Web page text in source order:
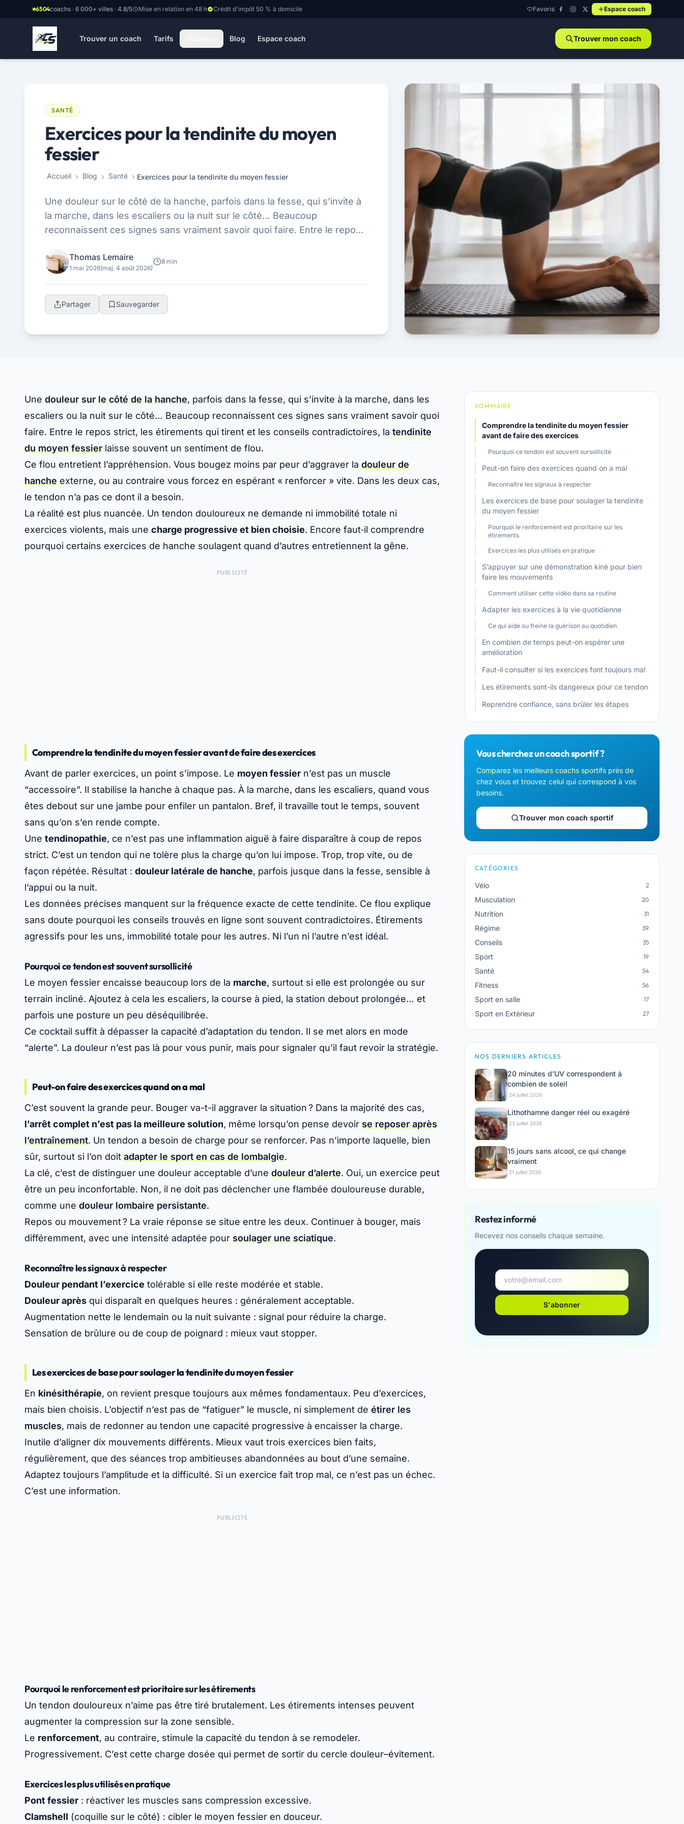
Aller au contenu principal
6504coachs · 6 000+ villes · 4.8/5 Mise en relation en 48 h Crédit d'impôt 50 % à domicile Favoris Espace coach
Trouver un coach Tarifs Blog Espace coach Trouver mon coach
SANTÉ
Exercices pour la tendinite du moyen
fessier
Accueil Blog Santé Exercices pour la tendinite du moyen fessier
Une douleur sur le côté de la hanche, parfois dans la fesse, qui s’invite à
la marche, dans les escaliers ou la nuit sur le côté… Beaucoup
reconnaissent ces signes sans vraiment savoir quoi faire. Entre le repos
Thomas Lemaire
1 mai 2026(maj. 4 août 2026)
8 min
Partager Sauvegarder
Une douleur sur le côté de la hanche, parfois dans la fesse, qui s’invite à la marche, dans les
escaliers ou la nuit sur le côté… Beaucoup reconnaissent ces signes sans vraiment savoir quoi
faire. Entre le repos strict, les étirements qui tirent et les conseils contradictoires, la tendinite
du moyen fessier laisse souvent un sentiment de flou.
Ce flou entretient l’appréhension. Vous bougez moins par peur d’aggraver la douleur de
hanche externe, ou au contraire vous forcez en espérant « renforcer » vite. Dans les deux cas,
le tendon n’a pas ce dont il a besoin.
La réalité est plus nuancée. Un tendon douloureux ne demande ni immobilité totale ni
exercices violents, mais une charge progressive et bien choisie. Encore faut‑il comprendre
pourquoi certains exercices de hanche soulagent quand d’autres entretiennent la gêne.
PUBLICITÉ
Comprendre la tendinite du moyen fessier avant de faire des exercices
Avant de parler exercices, un point s’impose. Le moyen fessier n’est pas un muscle
“accessoire”. Il stabilise la hanche à chaque pas. À la marche, dans les escaliers, quand vous
êtes debout sur une jambe pour enfiler un pantalon. Bref, il travaille tout le temps, souvent
sans qu’on s’en rende compte.
Une tendinopathie, ce n’est pas une inflammation aiguë à faire disparaître à coup de repos
strict. C’est un tendon qui ne tolère plus la charge qu’on lui impose. Trop, trop vite, ou de
façon répétée. Résultat : douleur latérale de hanche, parfois jusque dans la fesse, sensible à
l’appui ou la nuit.
Les données précises manquent sur la fréquence exacte de cette tendinite. Ce flou explique
sans doute pourquoi les conseils trouvés en ligne sont souvent contradictoires. Étirements
agressifs pour les uns, immobilité totale pour les autres. Ni l’un ni l’autre n’est idéal.
Pourquoi ce tendon est souvent sursollicité
Le moyen fessier encaisse beaucoup lors de la marche, surtout si elle est prolongée ou sur
terrain incliné. Ajoutez à cela les escaliers, la course à pied, la station debout prolongée… et
parfois une posture un peu déséquilibrée.
Ce cocktail suffit à dépasser la capacité d’adaptation du tendon. Il se met alors en mode
“alerte”. La douleur n’est pas là pour vous punir, mais pour signaler qu’il faut revoir la stratégie.
Peut-on faire des exercices quand on a mal
C’est souvent la grande peur. Bouger va-t-il aggraver la situation ? Dans la majorité des cas,
l’arrêt complet n’est pas la meilleure solution, même lorsqu’on pense devoir se reposer après
l’entraînement. Un tendon a besoin de charge pour se renforcer. Pas n’importe laquelle, bien
sûr, surtout si l’on doit adapter le sport en cas de lombalgie.
La clé, c’est de distinguer une douleur acceptable d’une douleur d’alerte. Oui, un exercice peut
être un peu inconfortable. Non, il ne doit pas déclencher une flambée douloureuse durable,
comme une douleur lombaire persistante.
Repos ou mouvement ? La vraie réponse se situe entre les deux. Continuer à bouger, mais
différemment, avec une intensité adaptée pour soulager une sciatique.
Reconnaître les signaux à respecter
Douleur pendant l’exercice tolérable si elle reste modérée et stable.
Douleur après qui disparaît en quelques heures : généralement acceptable.
Augmentation nette le lendemain ou la nuit suivante : signal pour réduire la charge.
Sensation de brûlure ou de coup de poignard : mieux vaut stopper.
Les exercices de base pour soulager la tendinite du moyen fessier
En kinésithérapie, on revient presque toujours aux mêmes fondamentaux. Peu d’exercices,
mais bien choisis. L’objectif n’est pas de “fatiguer” le muscle, ni simplement de étirer les
muscles, mais de redonner au tendon une capacité progressive à encaisser la charge.
Inutile d’aligner dix mouvements différents. Mieux vaut trois exercices bien faits,
régulièrement, que des séances trop ambitieuses abandonnées au bout d’une semaine.
Adaptez toujours l’amplitude et la difficulté. Si un exercice fait trop mal, ce n’est pas un échec.
C’est une information.
PUBLICITÉ
Pourquoi le renforcement est prioritaire sur les étirements
Un tendon douloureux n’aime pas être tiré brutalement. Les étirements intenses peuvent
augmenter la compression sur la zone sensible.
Le renforcement, au contraire, stimule la capacité du tendon à se remodeler.
Progressivement. C’est cette charge dosée qui permet de sortir du cercle douleur–évitement.
Exercices les plus utilisés en pratique
Pont fessier : réactiver les muscles sans compression excessive.
Clamshell (coquille sur le côté) : cibler le moyen fessier en douceur.
SOMMAIRE
Comprendre la tendinite du moyen fessier
avant de faire des exercices
Pourquoi ce tendon est souvent sursollicité
Peut-on faire des exercices quand on a mal
Reconnaître les signaux à respecter
Les exercices de base pour soulager la tendinite
du moyen fessier
Pourquoi le renforcement est prioritaire sur les
étirements
Exercices les plus utilisés en pratique
S’appuyer sur une démonstration kiné pour bien
faire les mouvements
Comment utiliser cette vidéo dans sa routine
Adapter les exercices à la vie quotidienne
Ce qui aide ou freine la guérison au quotidien
En combien de temps peut-on espérer une
amélioration
Faut-il consulter si les exercices font toujours mal
Les étirements sont-ils dangereux pour ce tendon
Reprendre confiance, sans brûler les étapes
Vous cherchez un coach sportif ?
Comparez les meilleurs coachs sportifs près de
chez vous et trouvez celui qui correspond à vos
besoins.
Trouver mon coach sportif
CATÉGORIES
Vélo 2
Musculation 20
Nutrition 31
Régime 39
Conseils 35
Sport 19
Santé 54
Fitness 56
Sport en salle 17
Sport en Extérieur 27
NOS DERNIERS ARTICLES
20 minutes d’UV correspondent à
combien de soleil
·24 juillet 2026
Lithothamne danger réel ou exagéré
·23 juillet 2026
15 jours sans alcool, ce qui change
vraiment
·21 juillet 2026
Restez informé
Recevez nos conseils chaque semaine.
S'abonner